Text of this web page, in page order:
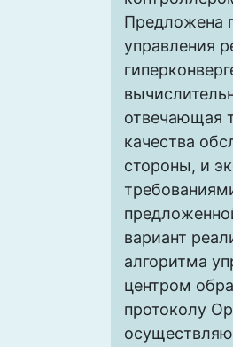
Предложена
управления
отвечающая
качества
стороны, и
вариант
алгоритма
центром
протоколу